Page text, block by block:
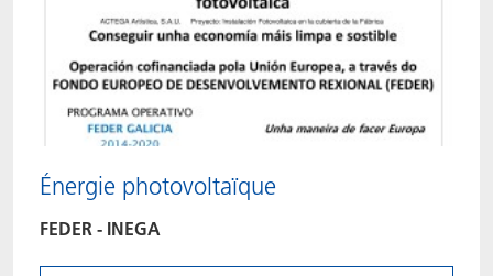
Énergie photovoltaïque
FEDER - INEGA